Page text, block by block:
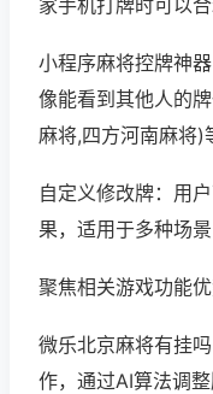
小程序麻将控牌神
像能看到其他人的
麻将,四方河南麻将)
自定义修改牌：用
果，适用于多种场
聚焦相关游戏功能优
微乐北京麻将有挂
作，通过AI算法调整